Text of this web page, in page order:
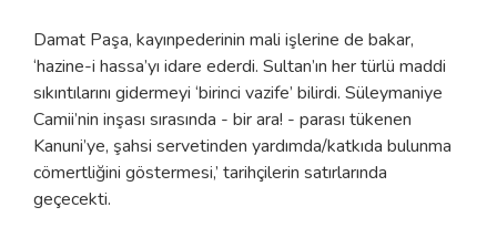
Damat Paşa, kayınpederinin mali işlerine de bakar,
‘hazine-i hassa’yı idare ederdi. Sultan’ın her türlü maddi
sıkıntılarını gidermeyi ‘birinci vazife’ bilirdi. Süleymaniye
Camii’nin inşası sırasında - bir ara! - parası tükenen
Kanuni’ye, şahsi servetinden yardımda/katkıda bulunma
cömertliğini göstermesi,’ tarihçilerin satırlarında
geçecekti.